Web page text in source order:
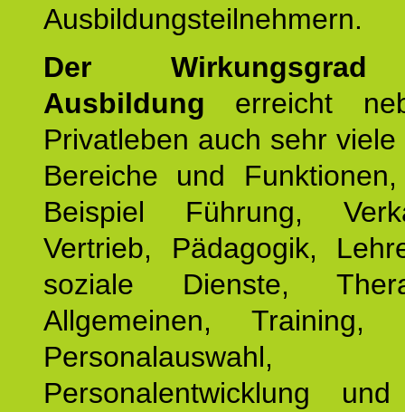
Ausbildungsteilnehmern.
Der
Ausbildung erreicht
Privatleben auch sehr
Bereiche und
Beispiel Führung,
Vertrieb, Pädagogik,
soziale Dienste,
Allgemeinen, Training,
Personalauswahl,
Personalentwicklung